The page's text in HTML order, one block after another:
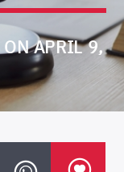
ON APRIL 9,